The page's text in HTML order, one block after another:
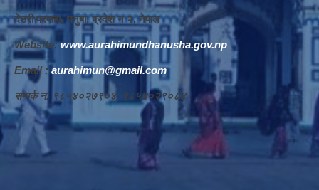
देउरी परवाहा, धनुषा, प्रदेश न‌‍ २, नेपाल
Website:www.aurahimundhanusha.gov.np
Email : aurahimun@gmail.com
सम्पर्क न‌‍. ९८५४०२७९०४, ९८५४०२९०८४